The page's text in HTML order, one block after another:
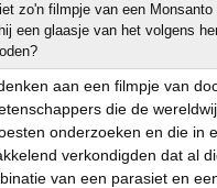
zo'n filmpje van een
een glaasje van het volgens
aan een filmpje van
die de
onderzoeken en die in
verkondigden dat al
van een parasiet en